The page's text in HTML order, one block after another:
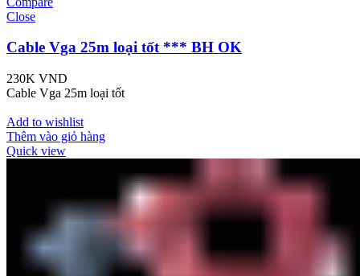
Close
Cable Vga 25m loại tốt *** BH OK
230K VND
Cable Vga 25m loại tốt
Add to wishlist
Thêm vào giỏ hàng
Quick view